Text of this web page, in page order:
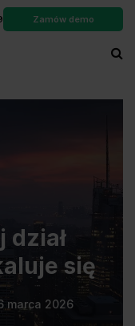
Zamów demo
dział
się
marca 2026